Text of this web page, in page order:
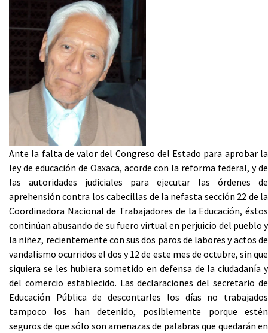
Ante la falta de valor del Congreso del Estado para aprobar la
ley de educación de Oaxaca, acorde con la reforma federal, y de
las autoridades judiciales para ejecutar las órdenes de
aprehensión contra los cabecillas de la nefasta sección 22 de la
Coordinadora Nacional de Trabajadores de la Educación, éstos
continúan abusando de su fuero virtual en perjuicio del pueblo y
la niñez, recientemente con sus dos paros de labores y actos de
vandalismo ocurridos el dos y 12 de este mes de octubre, sin que
siquiera se les hubiera sometido en defensa de la ciudadanía y
del comercio establecido. Las declaraciones del secretario de
Educación Pública de descontarles los días no trabajados
tampoco los han detenido, posiblemente porque estén
seguros de que sólo son amenazas de palabras que quedarán en